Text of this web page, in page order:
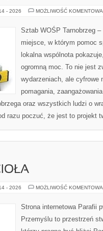
- 2026 MOŻLIWOŚĆ
Sztab WOŚP Tarnobrzeg
miejsce, w którym pomoc
lokalna wspólnota
ogromną moc. To nie jest
wydarzeniach, ale cyfrowe
pomagania,
oraz wszystkich ludzi o
razu poczuć, że jest to projekt
- 2026 MOŻLIWOŚĆ
Strona internetowa Parafii
Przemyślu to przestrzeń